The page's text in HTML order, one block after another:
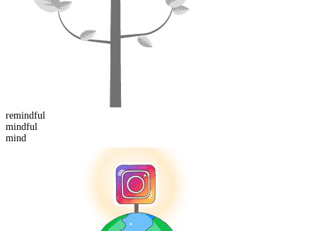
remindful
mindful
mind